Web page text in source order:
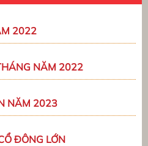
2022
NĂM 2022
NĂM 2023
ĐÔNG LỚN